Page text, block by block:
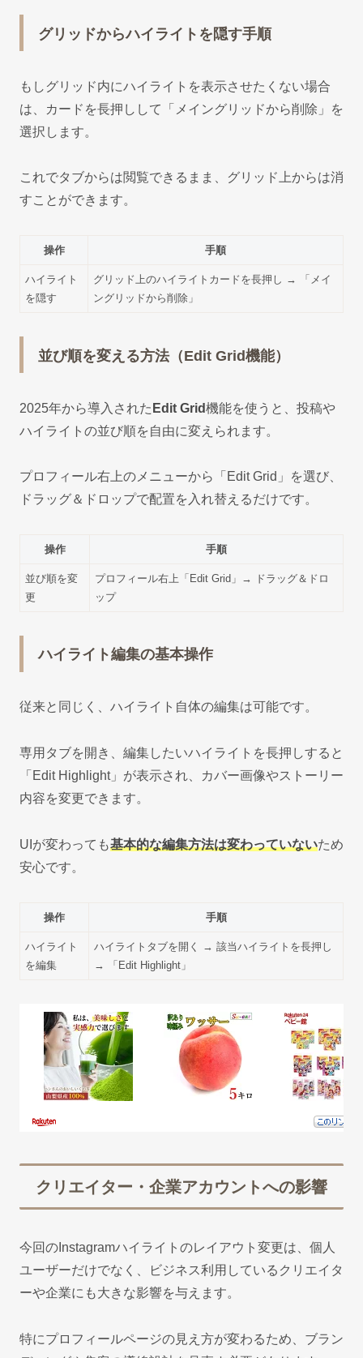
グリッドからハイライトを隠す手順
もしグリッド内にハイライトを表示させたくない場合
は、カードを長押しして「メイングリッドから削除」を
選択します。
これでタブからは閲覧できるまま、グリッド上からは消
すことができます。
操作 手順
ハイライト
を隠す
グリッド上のハイライトカードを長押し → 「メイ
ングリッドから削除」
並び順を変える方法（Edit Grid機能）
2025年から導入された Edit Grid機能を使うと、投稿や
ハイライトの並び順を自由に変えられます。
プロフィール右上のメニューから「Edit Grid」を選び、
ドラッグ＆ドロップで配置を入れ替えるだけです。
操作 手順
並び順を変
更
プロフィール右上「Edit Grid」→ ドラッグ＆ドロ
ップ
ハイライト編集の基本操作
従来と同じく、ハイライト自体の編集は可能です。
専用タブを開き、編集したいハイライトを長押しすると
「Edit Highlight」が表示され、カバー画像やストーリー
内容を変更できます。
UIが変わっても基本的な編集方法は変わっていないため
安心です。
操作 手順
ハイライト
を編集
ハイライトタブを開く → 該当ハイライトを長押し
→ 「Edit Highlight」
クリエイター・企業アカウントへの影響
今回のInstagramハイライトのレイアウト変更は、個人
ユーザーだけでなく、ビジネス利用しているクリエイタ
ーや企業にも大きな影響を与えます。
特にプロフィールページの見え方が変わるため、ブラン